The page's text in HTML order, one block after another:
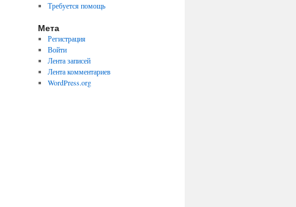
Требуется помощь
Мета
Регистрация
Войти
Лента записей
Лента комментариев
WordPress.org